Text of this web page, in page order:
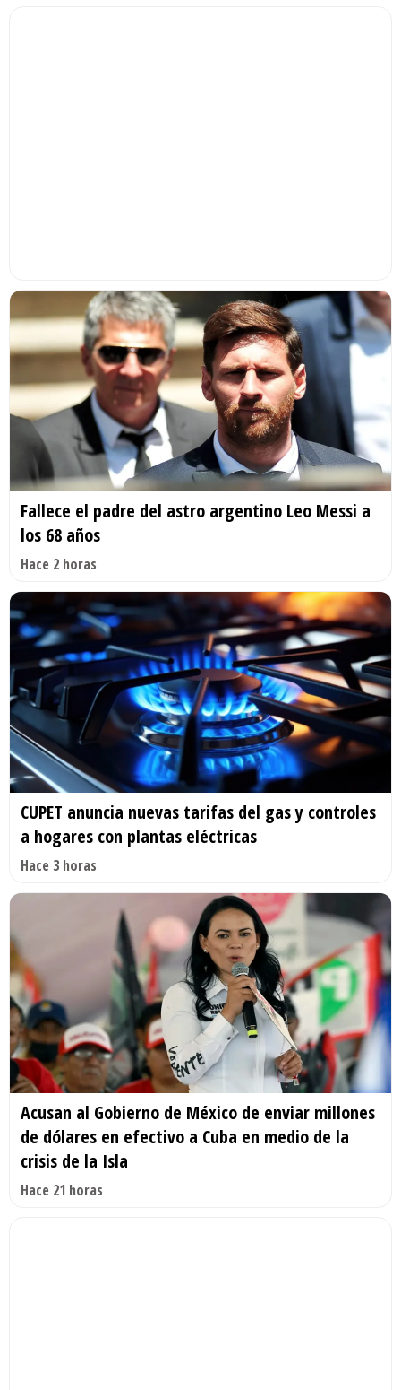
Fallece el padre del astro argentino Leo Messi a
los 68 años
Hace 2 horas
CUPET anuncia nuevas tarifas del gas y controles
a hogares con plantas eléctricas
Hace 3 horas
Acusan al Gobierno de México de enviar millones
de dólares en efectivo a Cuba en medio de la
crisis de la Isla
Hace 21 horas